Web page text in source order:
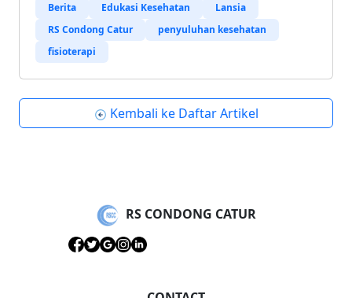
Berita Edukasi Kesehatan
Lansia
RS Condong Catur
penyuluhan kesehatan
fisioterapi
Kembali ke Daftar Artikel
RS CONDONG CATUR